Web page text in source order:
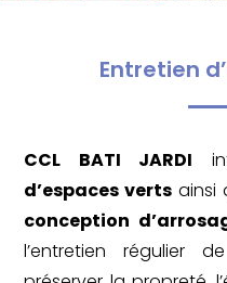
Entretien
CCL BATI JARDI
d’espaces verts ainsi
conception
l’entretien régulier